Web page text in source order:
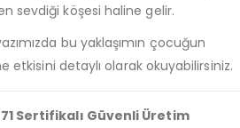
sevdiği köşesi haline gelir.
bu yaklaşımın çocuğun
etkisini detaylı olarak okuyabilirsiniz.
Sertifikalı Güvenli Üretim